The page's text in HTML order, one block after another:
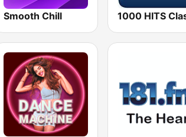
Smooth Chill